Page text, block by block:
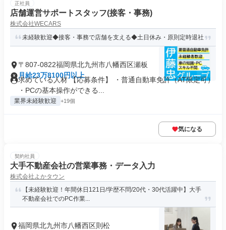
正社員
店舗運営サポートスタッフ(接客・事務)
株式会社WECARS
未経験歓迎◆接客・事務で店舗を支える◆土日休み・原則定時退社
〒807-0822福岡県北九州市八幡西区瀬板
月給23万8100円以上
求めている人材 【応募条件】 ・普通自動車免許（AT限定可）
・PCの基本操作ができる...
業界未経験歓迎 +19個
気になる
契約社員
大手不動産会社の営業事務・データ入力
株式会社よかタウン
【未経験歓迎！年間休日121日/学歴不問/20代・30代活躍中】大手
不動産会社でのPC作業...
福岡県北九州市八幡西区則松